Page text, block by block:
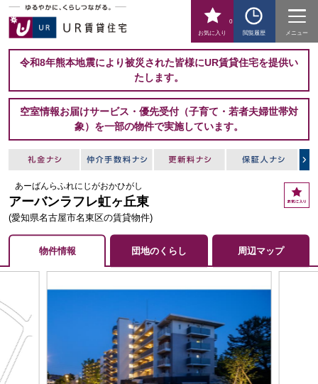
お気に入り
0
閲覧履歴
メニュー
令和8年熊本地震により被災された皆様にUR賃貸住宅を提供い
たします。
空室情報お届けサービス・優先受付（子育て・若者夫婦世帯対
象）を一部の物件で実施しています。
あーばんらふれにじがおかひがし
アーバンラフレ虹ヶ丘東
(愛知県名古屋市名東区の賃貸物件)
お
気
物件情報 団地のくらし 周辺マップ